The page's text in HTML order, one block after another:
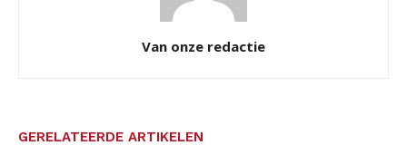
Van onze redactie
GERELATEERDE ARTIKELEN